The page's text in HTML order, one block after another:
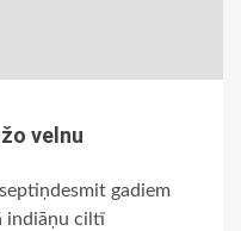
velnu
gadiem
indiāņu ciltī